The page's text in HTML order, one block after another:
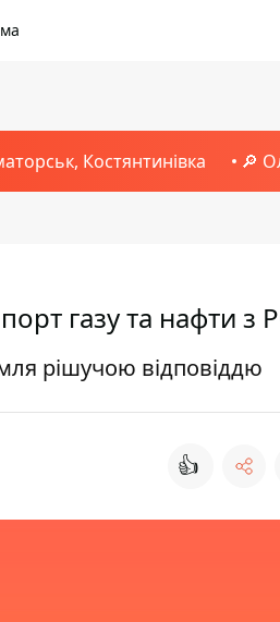
Костянтинівка 🔎
газу та нафти з
рішучою відповіддю
👍